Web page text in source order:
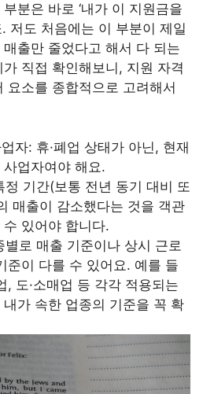
분은 바로 ‘내가 이 지원금을
. 저도 처음에는 이 부분이 제일
출만 줄었다고 해서 다 되는
직접 확인해보니, 지원 자격
요소를 종합적으로 고려해서
자: 휴·폐업 상태가 아닌, 현재
업자여야 해요.
기간(보통 전년 동기 대비 또
매출이 감소했다는 것을 객관
있어야 합니다.
로 매출 기준이나 상시 근로
준이 다를 수 있어요. 예를 들
, 도·소매업 등 각각 적용되는
가 속한 업종의 기준을 꼭 확